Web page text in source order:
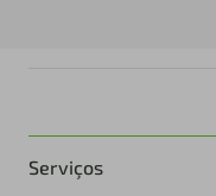
Serviços